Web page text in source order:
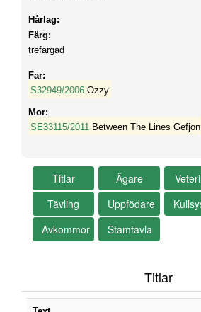
Hårlag:
Färg:
trefärgad
Far:
S32949/2006 Ozzy
Mor:
SE33115/2011 Between The Lines Gefjon
Titlar